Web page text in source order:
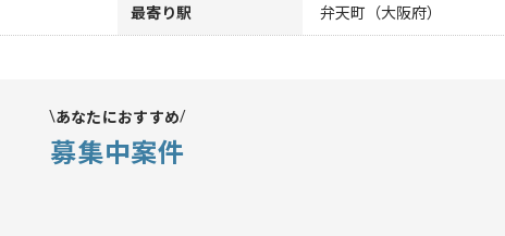
最寄り駅 弁天町（大阪府）
あなたにおすすめ
募集中案件